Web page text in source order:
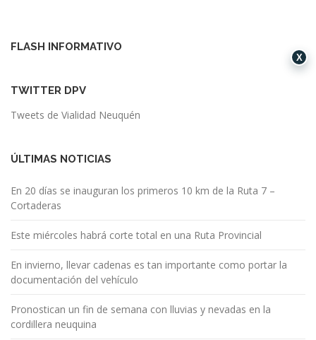
FLASH INFORMATIVO
TWITTER DPV
Tweets de Vialidad Neuquén
ÚLTIMAS NOTICIAS
En 20 días se inauguran los primeros 10 km de la Ruta 7 –
Cortaderas
Este miércoles habrá corte total en una Ruta Provincial
En invierno, llevar cadenas es tan importante como portar la
documentación del vehículo
Pronostican un fin de semana con lluvias y nevadas en la
cordillera neuquina
X